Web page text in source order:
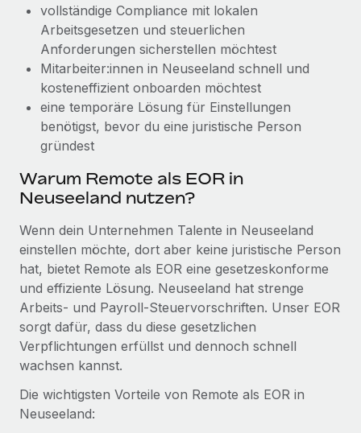
Mehr erfahren
Wie Phiture 55 Mitarbeiter:innen in 19 Ländern
mit Remote verwaltet
Phiture ist der unumstrittene Marktführer im Bereich der
Wachstumsberatung für mobile Apps. Das...
vollständige Compliance mit lokalen
Arbeitsgesetzen und steuerlichen
Anforderungen sicherstellen möchtest
Mitarbeiter:innen in Neuseeland schnell und
kosteneffizient onboarden möchtest
eine temporäre Lösung für Einstellungen
benötigst, bevor du eine juristische Person
gründest
Warum Remote als EOR in
Neuseeland nutzen?
Wenn dein Unternehmen Talente in Neuseeland
einstellen möchte, dort aber keine juristische Person
hat, bietet Remote als EOR eine gesetzeskonforme
und effiziente Lösung. Neuseeland hat strenge
Arbeits- und Payroll-Steuervorschriften. Unser EOR
sorgt dafür, dass du diese gesetzlichen
Verpflichtungen erfüllst und dennoch schnell
wachsen kannst.
Die wichtigsten Vorteile von Remote als EOR in
Neuseeland: